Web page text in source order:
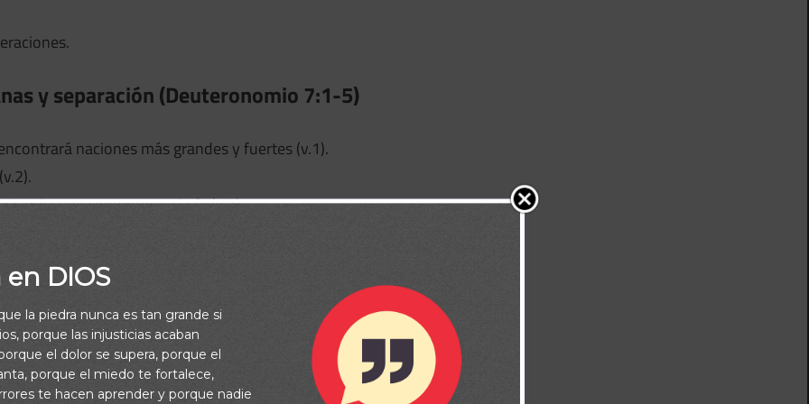
y separación (Deuteronomio 7:1-5)
naciones más grandes y fuertes (v.1).
que comprometa la fe (v.2).
idólatras (v.3-4).
(v.5).
7:6-8)
DIOS
la piedra nunca es tan grande si
porque las injusticias acaban
el dolor se supera, porque el
porque el miedo te fortalece,
te hacen aprender y porque nadie